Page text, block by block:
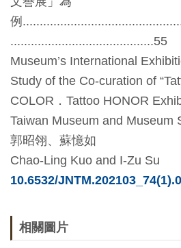
與
資
訊
安
全
宣
告
資
料
放
宣
例
..........................................55
Museum’s International
Study of the Co-curation of “
COLOR ． Tattoo HONOR
Taiwan Museum and Museum
郭昭翎、 蘇憶如
Chao-Ling Kuo and I-Zu Su
10.6532/
相關圖片